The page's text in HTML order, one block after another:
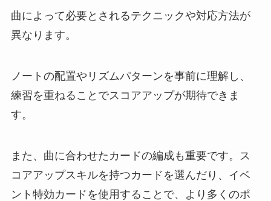
曲によって必要とされるテクニックや対応方法が
異なります。
ノートの配置やリズムパターンを事前に理解し、
練習を重ねることでスコアアップが期待できま
す。
また、曲に合わせたカードの編成も重要です。ス
コアアップスキルを持つカードを選んだり、イベ
ント特効カードを使用することで、より多くのポ